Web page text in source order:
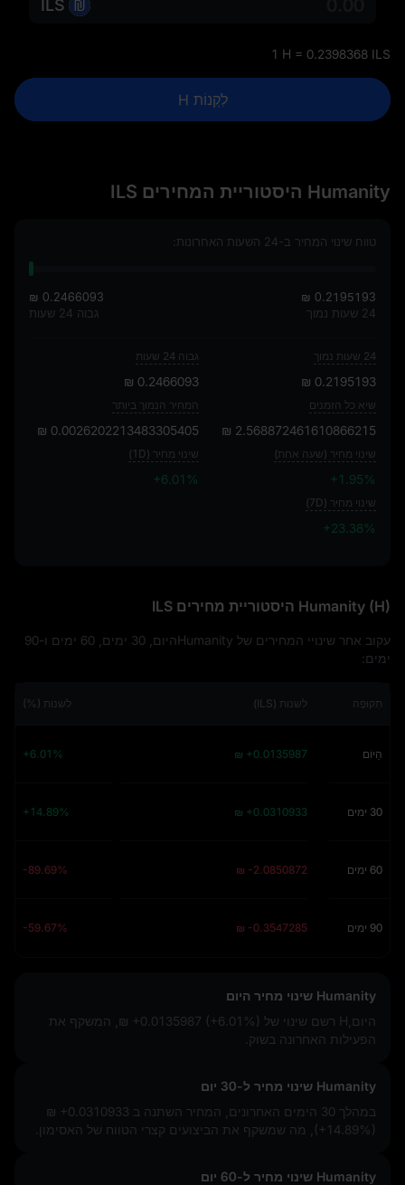
ILS
1 H = 0.2398368 ILS
לִקְנוֹת H
Humanity היסטוריית המחירים ILS
טווח שינוי המחיר ב-24 השעות האחרונות:
₪ 0.2195193
24 שעות נמוך
₪ 0.2466093
גבוה 24 שעות
24 שעות נמוך
₪ 0.2195193
גבוה 24 שעות
₪ 0.2466093
שיא כל הזמנים
₪ 2.568872461610866215
המחיר הנמוך ביותר
₪ 0.0026202213483305405
שינוי מחיר (שעה אחת)
+1.95%
שינוי מחיר (1D)
+6.01%
שינוי מחיר (7D)
+23.38%
Humanity (H) היסטוריית מחירים ILS
עקוב אחר שינויי המחירים של Humanityהיום, 30 ימים, 60 ימים ו-90
ימים:
תְקוּפָה לשנות (ILS) לשנות (%)
הַיוֹם ₪ +0.0135987
+6.01%
30 ימים ₪ +0.0310933
+14.89%
60 ימים ₪ -2.0850872
-89.69%
90 ימים ₪ -0.3547285
-59.67%
Humanity שינוי מחיר היום
היום,H רשם שינוי של
₪ +0.0135987 (+6.01%) , המשקף את
הפעילות האחרונה בשוק.
Humanity שינוי מחיר ל-30 יום
במהלך 30 הימים האחרונים, המחיר השתנה ב
₪ +0.0310933
(+14.89%)
, מה שמשקף את הביצועים קצרי הטווח של האסימון.
Humanity שינוי מחיר ל-60 יום